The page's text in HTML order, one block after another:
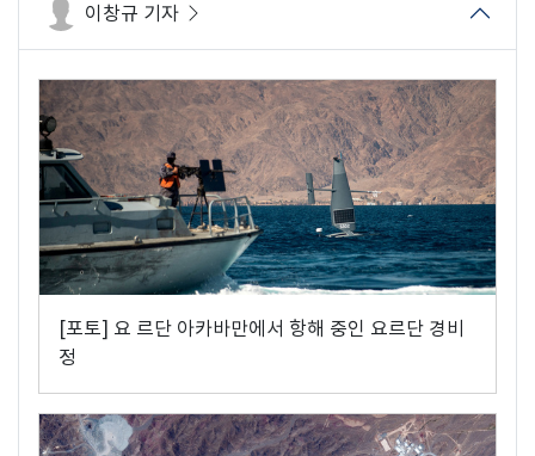
이창규 기자
[포토] 요 르단 아카바만에서 항해 중인 요르단 경비
정